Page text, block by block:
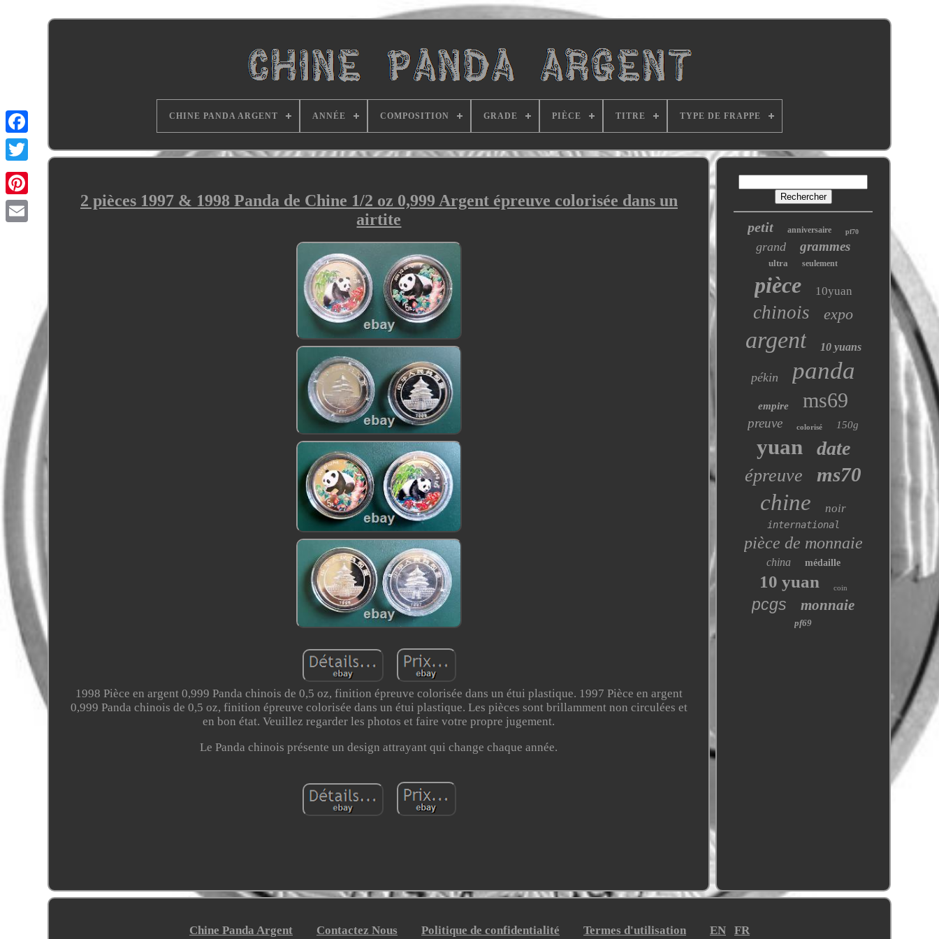
CHINE PANDA ARGENT ANNÉE COMPOSITION GRADE PIÈCE TITRE TYPE DE FRAPPE
2 pièces 1997 & 1998 Panda de Chine 1/2 oz 0,999 Argent épreuve colorisée dans un
airtite
1998 Pièce en argent 0,999 Panda chinois de 0,5 oz, finition épreuve colorisée dans un étui plastique. 1997 Pièce en argent
0,999 Panda chinois de 0,5 oz, finition épreuve colorisée dans un étui plastique. Les pièces sont brillamment non circulées et
en bon état. Veuillez regarder les photos et faire votre propre jugement.
Le Panda chinois présente un design attrayant qui change chaque année.
petit anniversaire pf70
grand grammes
ultra seulement
pièce 10yuan
chinois expo
argent 10 yuans
pékin panda
empire ms69
preuve colorisé 150g
yuan date
épreuve ms70
chine noir
international
pièce de monnaie
china médaille
10 yuan coin
pcgs monnaie
pf69
Chine Panda Argent Contactez Nous Politique de confidentialité Termes d'utilisation EN FR